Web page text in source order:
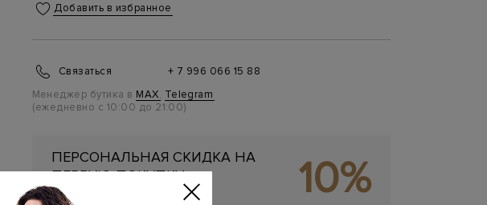
Добавить в избранное
Связаться
+ 7 996 066 15 88
Менеджер бутика в MAX, Telegram
(ежедневно с 10:00 до 21:00)
ПЕРСОНАЛЬНАЯ СКИДКА НА
ПЕРВУЮ ПОКУПКУ
Подробнее 10%